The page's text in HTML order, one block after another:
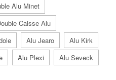
Alu Minet
Caisse Alu
Alu Jearo
Alu Kirk
Alu Plexi
Alu Seveck